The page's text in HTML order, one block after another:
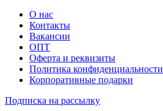
О нас
Контакты
Вакансии
ОПТ
Оферта и реквизиты
Политика конфиденциальности
Корпоративные подарки
Подписка на рассылку